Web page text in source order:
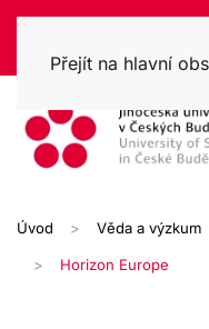
Přejít na hlavní
Úvod Věda a výzkum
Horizon Europe